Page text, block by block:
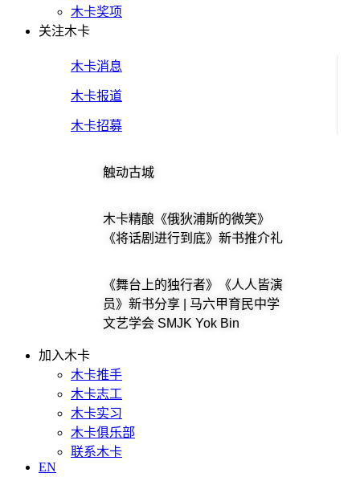
木卡奖项
关注木卡
木卡消息
木卡报道
木卡招募
触动古城
木卡精酿《俄狄浦斯的微笑》
《将话剧进行到底》新书推介礼
《舞台上的独行者》《人人皆演
员》新书分享 | 马六甲育民中学
文艺学会 SMJK Yok Bin
加入木卡
木卡推手
木卡志工
木卡实习
木卡俱乐部
联系木卡
EN